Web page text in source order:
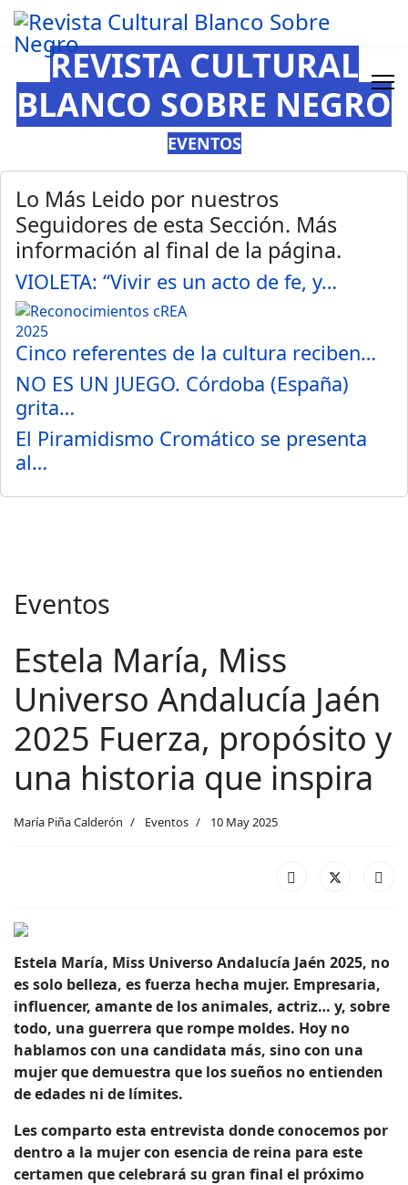
REVISTA CULTURAL
BLANCO SOBRE NEGRO
EVENTOS
Lo Más Leido por nuestros
Seguidores de esta Sección. Más
información al final de la página.
VIOLETA: “Vivir es un acto de fe, y…
Cinco referentes de la cultura reciben…
NO ES UN JUEGO. Córdoba (España)
grita…
El Piramidismo Cromático se presenta
al…
Eventos
Estela María, Miss
Universo Andalucía Jaén
2025 Fuerza, propósito y
una historia que inspira
María Piña Calderón Eventos 10 May 2025
Estela María, Miss Universo Andalucía Jaén 2025, no
es solo belleza, es fuerza hecha mujer. Empresaria,
influencer, amante de los animales, actriz… y, sobre
todo, una guerrera que rompe moldes. Hoy no
hablamos con una candidata más, sino con una
mujer que demuestra que los sueños no entienden
de edades ni de límites.
Les comparto esta entrevista donde conocemos por
dentro a la mujer con esencia de reina para este
certamen que celebrará su gran final el próximo